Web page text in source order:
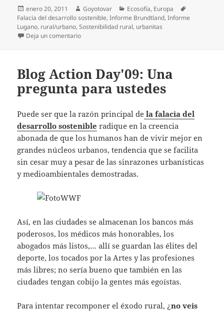
Publicado
el
enero 20, 2011 Autor
Goyotovar Categorías
Ecosofía, Europa
Falacia del desarrollo sostenible,Informe Brundtland,Informe
Lugano, rural/urbano,Sostenibilidad rural, urbanitas
Deja un comentarioen ¿Otra vez rural?
Blog Action Day'09: Una
pregunta para ustedes
Puede ser que la razón principal de la falacia del
desarrollo sostenible radique en la creencia
abonada de que los humanos han de vivir mejor en
grandes núcleos urbanos, tendencia que se facilita
sin cesar muy a pesar de las sinrazones urbanísticas
y medioambientales demostradas.
Así, en las ciudades se almacenan los bancos más
poderosos, los médicos más honorables, los
abogados más listos,… allí se guardan las élites del
deporte, los tocados por la Artes y las profesiones
más libres; no sería bueno que también en las
ciudades tengan cobijo la gentes más egoístas.
Para intentar recomponer el éxodo rural, ¿no veis